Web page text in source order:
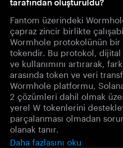
tarafından oluşturuldu?
Fantom üzerindeki
çapraz zincir birlikte
Wormhole protokolünün bir
tokendir. Bu protokol, dijital
ve kullanımını artırarak,
arasında token ve veri
Wormhole platformu,
2 çözümleri dahil olmak
yerel W tokenlerini
parçalanması olmadan
olanak tanır.
Daha fazlasını oku